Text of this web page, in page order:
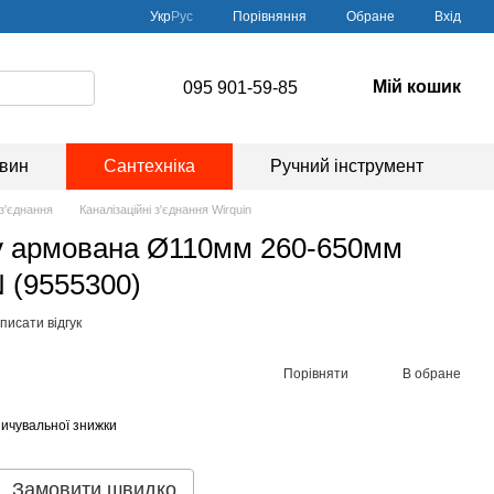
УкрРус Порівняння Обране Вхід
095 901-59-85 Мій кошик
Сантехніка Ручний інструмент
з'єднання Каналізаційні з'єднання Wirquin
армована Ø110мм 260-650мм
(9555300)
відгук
Порівняти В обране
знижки
Замовити швидко